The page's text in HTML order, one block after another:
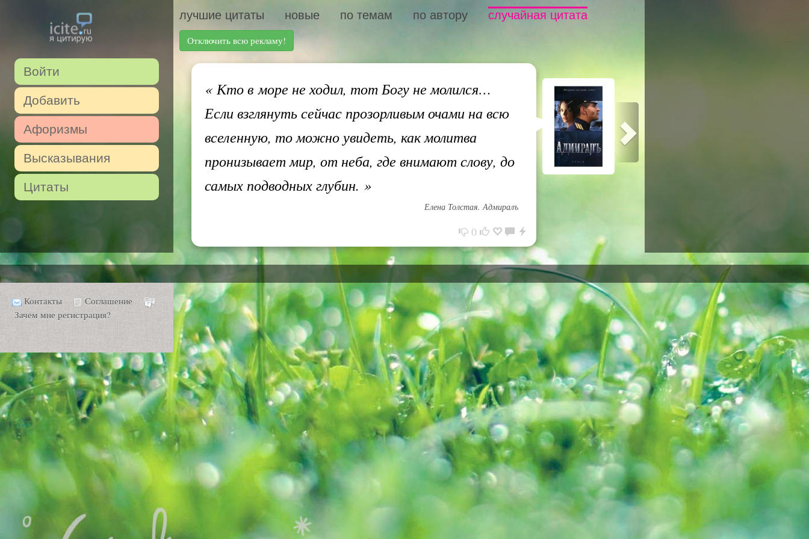
Войти
Добавить
Афоризмы
Высказывания
Цитаты
лучшие цитаты новые по темам по автору случайная цитата
Отключить всю рекламу!
«Кто в море не ходил, тот Богу не молился…
Если взглянуть сейчас прозорливым очами на всю
вселенную, то можно увидеть, как молитва
пронизывает мир, от неба, где внимают слову, до
самых подводных глубин. »
Елена Толстая. Адмиралъ
0
Контакты
Соглашение
Зачем мне регистрация?